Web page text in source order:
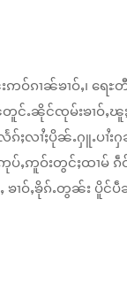
ဢဝ်ၵၢၼ်ၶၢဝ်ႇ၊ ရေ
င်ႉၼိုင်ၸုမ်းၶၢဝ်ႇၽူ
ၵ်ႈလၢႆႈပိုၼ်ႉႁူႉပ
ပ်ႇဢူဝ်းတွင်ႈထၢမ် ၵဵဝ်
ၶၢဝ်ႇၶိုၵ်ႉတွၼ်း ပိူင်